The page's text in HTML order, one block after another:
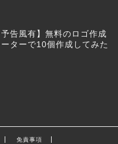
予告風有】無料のロゴ作成
ターで10個作成してみた
免責事項